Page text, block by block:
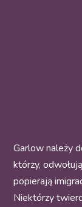
Garlow należy
którzy,
popierają
Niektórzy